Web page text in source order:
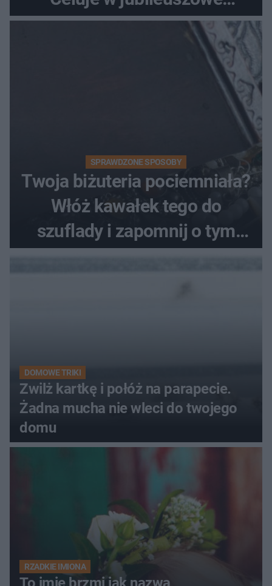
medale na ME
SPRAWDZONE SPOSOBY
Twoja biżuteria pociemniała?
Włóż kawałek tego do
szuflady i zapomnij o tym
DOMOWE TRIKI
Zwilż kartkę i połóż na parapecie.
Żadna mucha nie wleci do twojego
domu
RZADKIE IMIONA